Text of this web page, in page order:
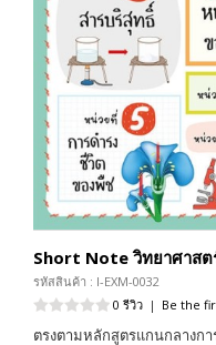
Short Note วิทยาศาสต
รหัสสินค้า : I-EXM-0032
0 รีวิว | Be the
ตรงตามหลักสูตรแกนกลางก